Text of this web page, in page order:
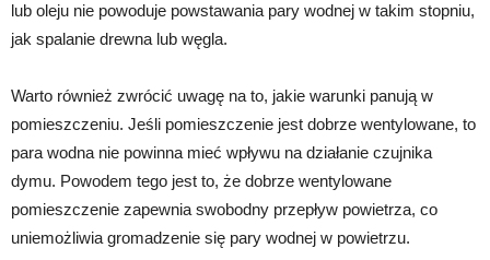
lub oleju nie powoduje powstawania pary wodnej w takim stopniu,
jak spalanie drewna lub węgla.
Warto również zwrócić uwagę na to, jakie warunki panują w
pomieszczeniu. Jeśli pomieszczenie jest dobrze wentylowane, to
para wodna nie powinna mieć wpływu na działanie czujnika
dymu. Powodem tego jest to, że dobrze wentylowane
pomieszczenie zapewnia swobodny przepływ powietrza, co
uniemożliwia gromadzenie się pary wodnej w powietrzu.